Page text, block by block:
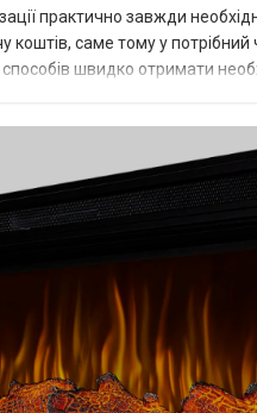
практично завжди
коштів, саме тому у
швидко отримати